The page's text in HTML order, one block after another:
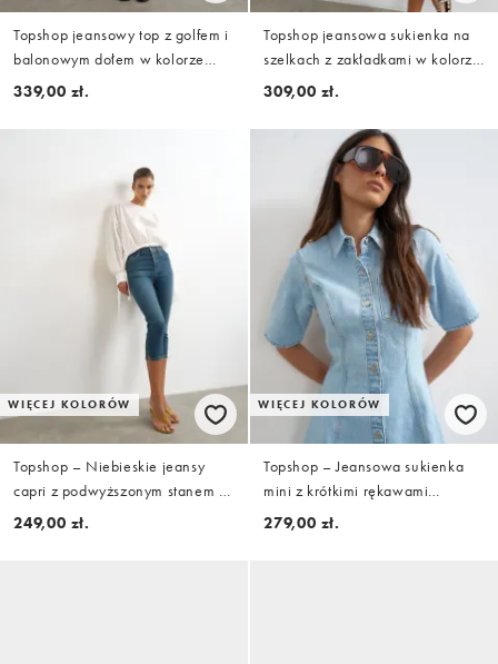
Topshop jeansowy top z golfem i
balonowym dołem w kolorze
kobaltowym
339,00 zł.
Topshop jeansowa sukienka na
szelkach z zakładkami w kolorze
śliwkowym
309,00 zł.
WIĘCEJ KOLORÓW
Topshop – Niebieskie jeansy
capri z podwyższonym stanem w
stylu vintage
249,00 zł.
WIĘCEJ KOLORÓW
Topshop – Jeansowa sukienka
mini z krótkimi rękawami
zapinana na guziki z efektem
279,00 zł.